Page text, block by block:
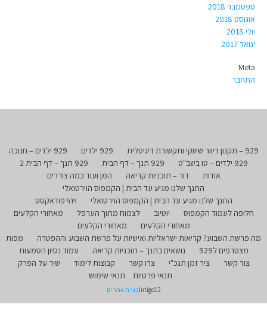
ספטמבר 2018
אוגוסט 2018
יולי 2018
ינואר 2017
Meta
התחבר
929 – תקנון דיוור שיווקי ותקשורת דיגיטלית 929 ילדים
929 ילדים – חנוכה
929 ילדים – טו בשב"ט
929 תנך – דף הבית
929 תנך – דף הבית 2
אודות
דור – תוכניות קריאה
המן ועוד כמה צוררים
התנך שלנו מגיע עד הבית | הקמפוס הוירטואלי
התנך שלנו מגיע עד הבית | הקמפוס הוירטואלי
ויהי פודאקסט
חלופה לעמוד הקמפוס
יוטיוב לצמוח מתוך הערפל
מאחורי הקלעים
מאחורי הקלעים
מאחורי הקלעים
מה פרשת השבוע? קריאות ישראליות ואישיות על פרשת השבוע וההפטרה
מפות
מצטרפים ל929
נושאים בתנך – תוכניות קריאה
עמוד נסיון הטמעות
צור קשר
ציר זמן תנכ"י צרו קשר קבוצות לימוד
שיר על הפרק
תנאי פרטיות
תנאי שימוש
Intigo12בניית אתרים